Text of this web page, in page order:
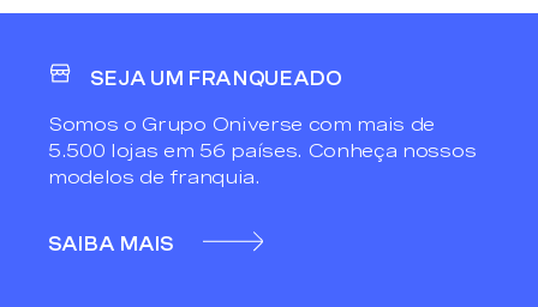
SEJA UM FRANQUEADO
Somos o Grupo Oniverse com mais de
5.500 lojas em 56 países. Conheça nossos
modelos de franquia.
SAIBA MAIS